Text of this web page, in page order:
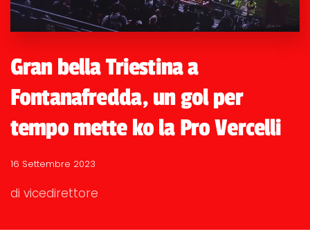
Gran bella Triestina a
Fontanafredda, un gol per
tempo mette ko la Pro Vercelli
16 Settembre 2023
di vicedirettore